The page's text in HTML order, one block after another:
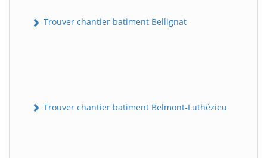
Trouver chantier batiment Bellignat
Trouver chantier batiment Belmont-Luthézieu